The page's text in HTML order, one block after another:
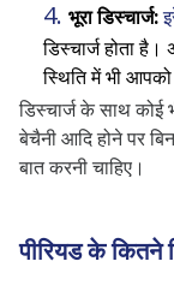
Tips to
doctor
निष्कर्ष
अक्सर
क्यों होता
भूरा डिस्चार्ज:
डिस्चार्ज होता
स्थिति में भी आपको
डिस्चार्ज के साथ
बेचैनी आदि होने पर
बात करनी चाहिए।
पीरियड के कितने